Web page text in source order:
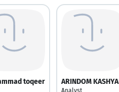
toqeer
ARINDOM
Analyst